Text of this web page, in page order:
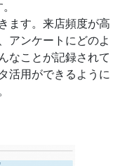
ます。来店頻度が高
アンケートにどのよ
なことが記録されて
活用ができるように